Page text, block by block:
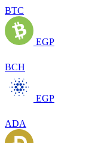
BTC
EGP
BCH
EGP
ADA